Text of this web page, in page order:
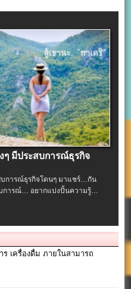
งๆ มีประสบการณ์ธุรกิจ
สบการณ์ธุรกิจโดนๆ มาแชร์…กัน
บการณ์… อยากแบ่งปั้นความรู้…
ร เครื่องดื่ม ภายในสามารถ